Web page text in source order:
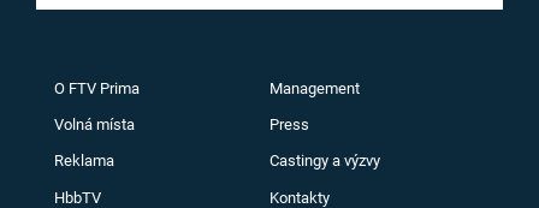
O FTV Prima Management
Volná místa Press
Reklama Castingy a výzvy
HbbTV Kontakty